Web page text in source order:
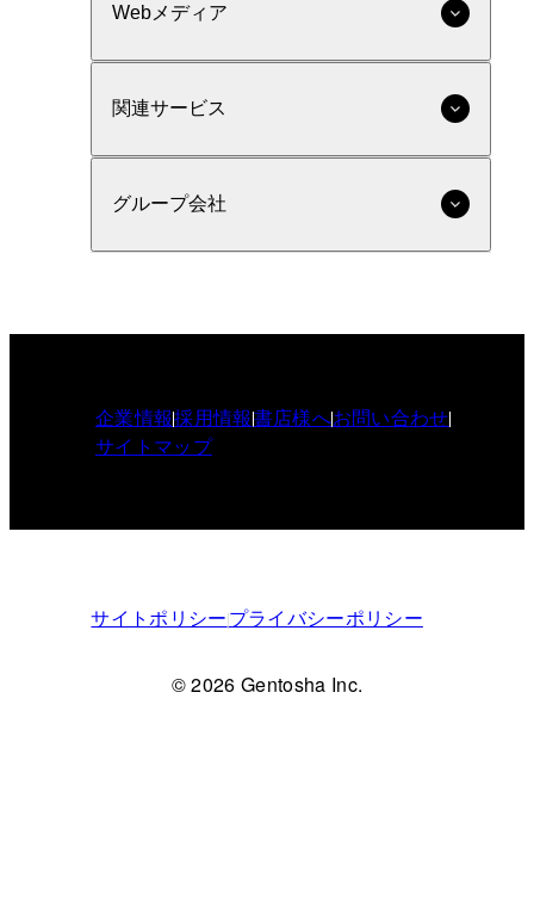
Webメディア
関連サービス
グループ会社
企業情報採用情報書店様へお問い合わせ
サイトマップ
サイトポリシープライバシーポリシー
© 2026 Gentosha Inc.